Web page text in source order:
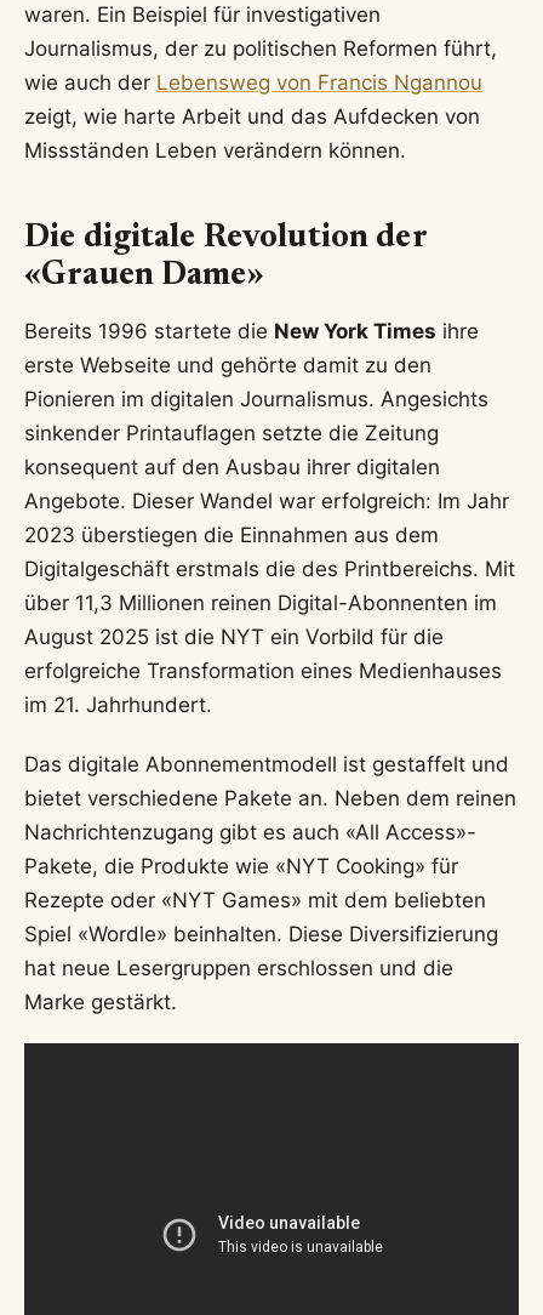
waren. Ein Beispiel für investigativen
Journalismus, der zu politischen Reformen führt,
wie auch der Lebensweg von Francis Ngannou
zeigt, wie harte Arbeit und das Aufdecken von
Missständen Leben verändern können.
Die digitale Revolution der
«Grauen Dame»
Bereits 1996 startete die New York Times ihre
erste Webseite und gehörte damit zu den
Pionieren im digitalen Journalismus. Angesichts
sinkender Printauflagen setzte die Zeitung
konsequent auf den Ausbau ihrer digitalen
Angebote. Dieser Wandel war erfolgreich: Im Jahr
2023 überstiegen die Einnahmen aus dem
Digitalgeschäft erstmals die des Printbereichs. Mit
über 11,3 Millionen reinen Digital-Abonnenten im
August 2025 ist die NYT ein Vorbild für die
erfolgreiche Transformation eines Medienhauses
im 21. Jahrhundert.
Das digitale Abonnementmodell ist gestaffelt und
bietet verschiedene Pakete an. Neben dem reinen
Nachrichtenzugang gibt es auch «All Access»-
Pakete, die Produkte wie «NYT Cooking» für
Rezepte oder «NYT Games» mit dem beliebten
Spiel «Wordle» beinhalten. Diese Diversifizierung
hat neue Lesergruppen erschlossen und die
Marke gestärkt.